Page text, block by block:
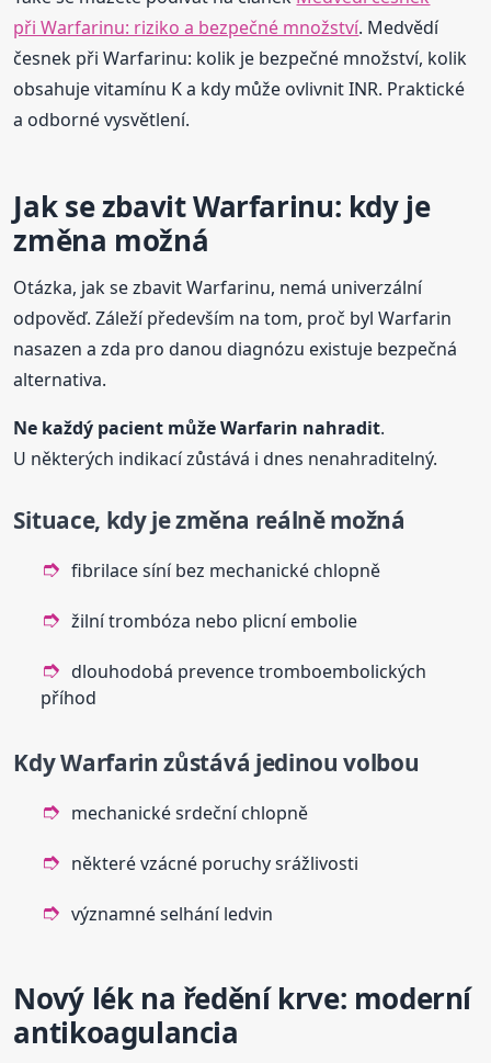
při Warfarinu: riziko a bezpečné množství. Medvědí
česnek při Warfarinu: kolik je bezpečné množství, kolik
obsahuje vitamínu K a kdy může ovlivnit INR. Praktické
a odborné vysvětlení.
Jak se zbavit Warfarinu: kdy je
změna možná
Otázka, jak se zbavit Warfarinu, nemá univerzální
odpověď. Záleží především na tom, proč byl Warfarin
nasazen a zda pro danou diagnózu existuje bezpečná
alternativa.
Ne každý pacient může Warfarin nahradit.
U některých indikací zůstává i dnes nenahraditelný.
Situace, kdy je změna reálně možná
fibrilace síní bez mechanické chlopně
žilní trombóza nebo plicní embolie
dlouhodobá prevence tromboembolických
příhod
Kdy Warfarin zůstává jedinou volbou
mechanické srdeční chlopně
některé vzácné poruchy srážlivosti
významné selhání ledvin
Nový lék na ředění krve: moderní
antikoagulancia